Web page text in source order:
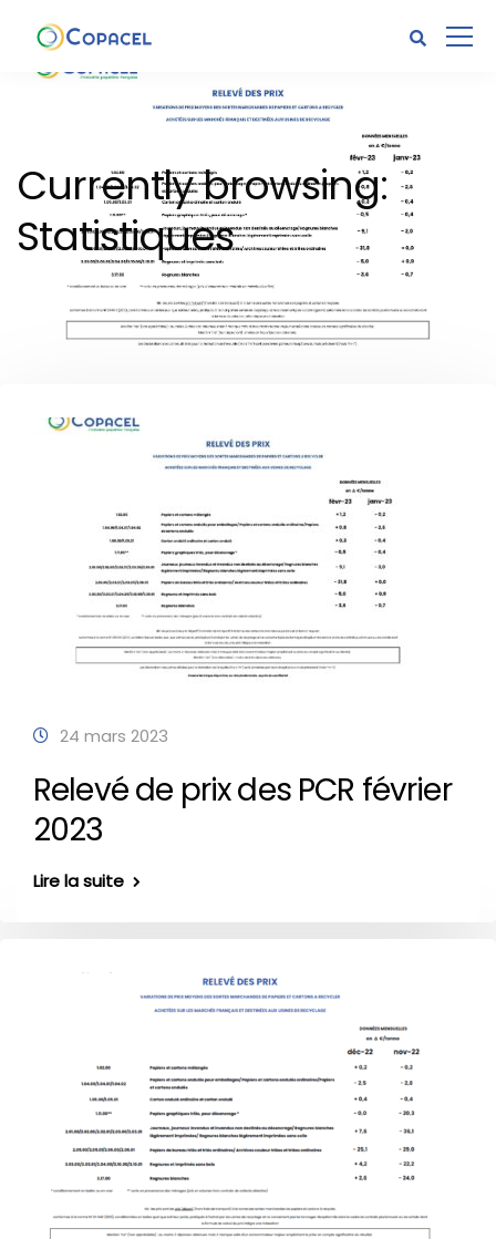
Currently browsing:
Statistiques
24 mars 2023
Relevé de prix des PCR février
2023
Lire la suite